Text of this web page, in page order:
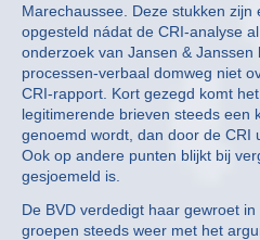
Marechaussee. Deze stukken
opgesteld nádat de CRI-analyse
onderzoek van Jansen &
processen-verbaal domweg niet
CRI-rapport. Kort gezegd komt
legitimerende brieven steeds een
genoemd wordt, dan door de CRI
Ook op andere punten blijkt bij
gesjoemeld is.
De BVD verdedigt haar gewroet
groepen steeds weer met het